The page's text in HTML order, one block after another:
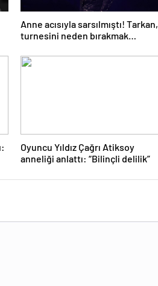
Anne acısıyla sarsılmıştı! Tarkan,
turnesini neden bırakmak
Oyuncu Yıldız Çağrı Atiksoy
anneliği anlattı: “Bilinçli delilik”